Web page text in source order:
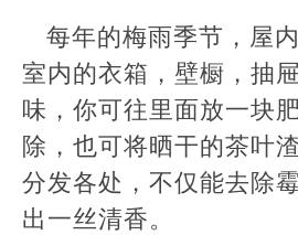
每年的梅雨季节，屋
室内的衣箱，壁橱，抽
味，你可往里面放一块
除，也可将晒干的茶叶
分发各处，不仅能去除
出一丝清香。